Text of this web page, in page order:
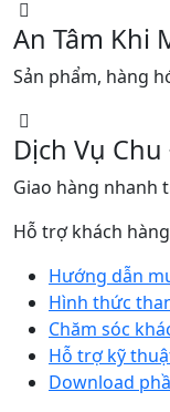
An Tâm Khi
Sản phẩm, hàng
Dịch Vụ
Giao hàng nhanh
Hỗ trợ khách hàng
Hướng dẫn
Hình thức
Chăm sóc
Hỗ trợ kỹ
Download